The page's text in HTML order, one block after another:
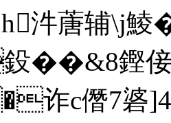
h汼蓎辅\j
鏗倿
诈c僭7碆